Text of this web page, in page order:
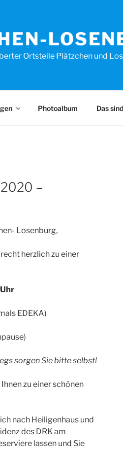
Ortsteile Plätzchen und
Photoalbum Das
–
Losenburg,
herzlich zu einer
EDEKA)
sorgen Sie bitte selbst!
zu einer schönen
nach Heiligenhaus und
des DRK am
lassen und Sie